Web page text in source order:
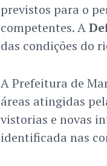
previstos para o
competentes. A
das condições do
A Prefeitura de
áreas atingidas
vistorias e novas
identificada nas